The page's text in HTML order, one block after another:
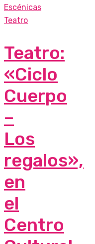
Escénicas
Teatro
Teatro:
«Ciclo
Cuerpo
–
Los
regalos»,
en
el
Centro